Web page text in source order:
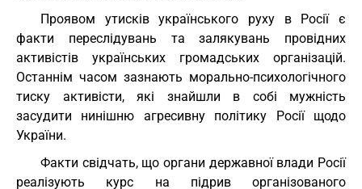
Проявом утисків українського руху в Росії є
факти переслідувань та залякувань провідних
активістів українських громадських організацій.
Останнім часом зазнають морально-психологічного
тиску активісти, які знайшли в собі мужність
засудити нинішню агресивну політику Росії щодо
України.
Факти свідчать, що органи державної влади Росії
реалізують курс на підрив організованого